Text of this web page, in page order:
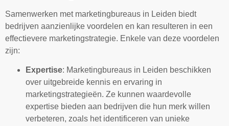
Samenwerken met marketingbureaus in Leiden biedt
bedrijven aanzienlijke voordelen en kan resulteren in een
effectievere marketingstrategie. Enkele van deze voordelen
zijn:
Expertise: Marketingbureaus in Leiden beschikken
over uitgebreide kennis en ervaring in
marketingstrategieën. Ze kunnen waardevolle
expertise bieden aan bedrijven die hun merk willen
verbeteren, zoals het identificeren van unieke